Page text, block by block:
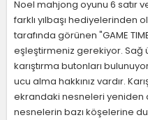
Noel mahjong oyunu 6 satır
farklı yılbaşı hediyelerinden
tarafında görünen "GAME
eşleştirmeniz gerekiyor. Sağ
karıştırma butonları
ucu alma hakkınız vardır.
ekrandaki nesneleri yeniden
nesnelerin bazı köşelerine